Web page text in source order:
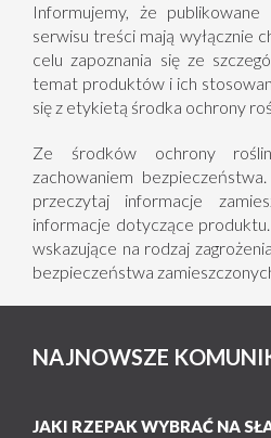
Informujemy, że publikowane
serwisu treści mają wyłącznie
celu zapoznania się ze
temat produktów i ich
się z etykietą środka ochrony
Ze środków ochrony
zachowaniem
przeczytaj informacje
informacje dotyczące
wskazujące na rodzaj
bezpieczeństwa
NAJNOWSZE
JAKI RZEPAK WYBRAĆ NA